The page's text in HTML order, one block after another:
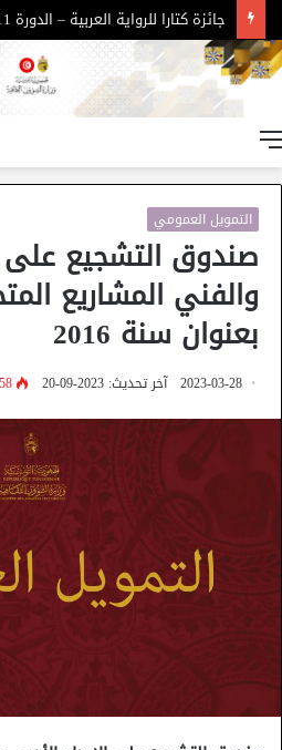
جائزة كتارا للرواية العربية – الدورة 11
التمويل العمومي
صندوق التشجيع على
والفني المشاريع
بعنوان سنة 2016
2023-03-28 آخر تحديث: 2023-09-20